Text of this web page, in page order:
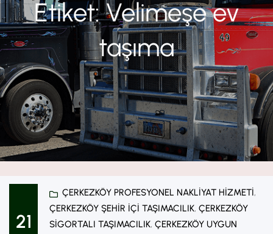
Etiket:Velimeşe ev
taşıma
21
ÇERKEZKÖY PROFESYONEL NAKLIYAT HIZMETI
ÇERKEZKÖY ŞEHIR IÇI TAŞIMACILIK, ÇERKEZKÖY
SIGORTALI TAŞIMACILIK, ÇERKEZKÖY UYGUN